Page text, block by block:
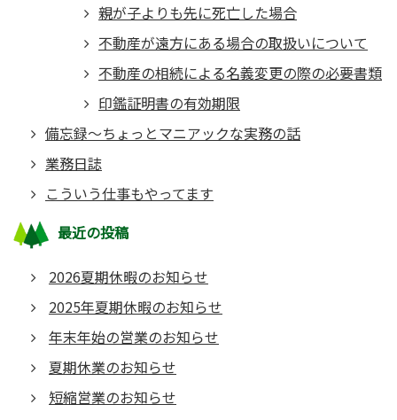
親が子よりも先に死亡した場合
不動産が遠方にある場合の取扱いについて
不動産の相続による名義変更の際の必要書類
印鑑証明書の有効期限
備忘録～ちょっとマニアックな実務の話
業務日誌
こういう仕事もやってます
最近の投稿
2026夏期休暇のお知らせ
2025年夏期休暇のお知らせ
年末年始の営業のお知らせ
夏期休業のお知らせ
短縮営業のお知らせ